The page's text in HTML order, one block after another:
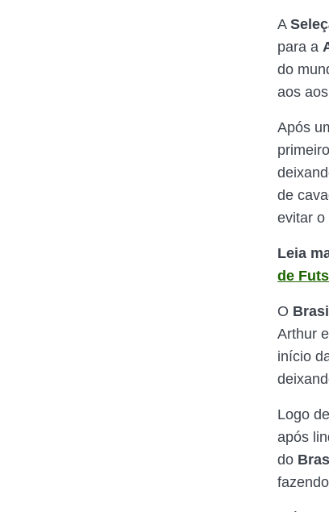
A
para a
do
aos
Após
de
evitar o
Leia
de
O Brasil
Arthur
início
Logo
após
do